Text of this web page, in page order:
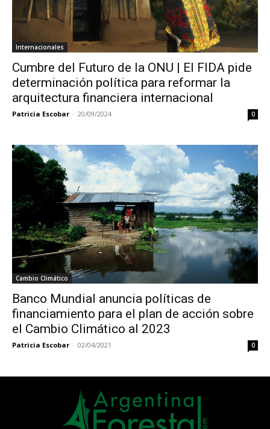
Internacionales
Cumbre del Futuro de la ONU | El FIDA pide
determinación política para reformar la
arquitectura financiera internacional
Patricia Escobar - 20/09/2024 0
Cambio Climático
Banco Mundial anuncia políticas de
financiamiento para el plan de acción sobre
el Cambio Climático al 2023
Patricia Escobar - 02/04/2021 0